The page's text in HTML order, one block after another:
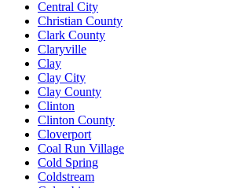
Central City
Christian County
Clark County
Claryville
Clay
Clay City
Clay County
Clinton
Clinton County
Cloverport
Coal Run Village
Cold Spring
Coldstream